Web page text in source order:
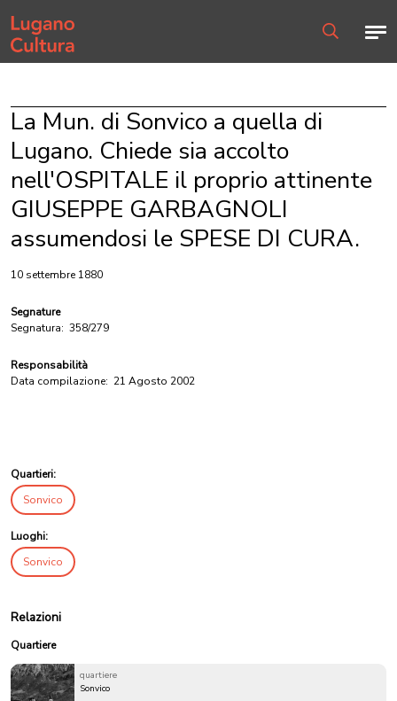
Home page
La Mun. di Sonvico a quella di
Lugano. Chiede sia accolto
nell'OSPITALE il proprio attinente
GIUSEPPE GARBAGNOLI
assumendosi le SPESE DI CURA.
10 settembre 1880
Segnature
Segnatura: 358/279
Responsabilità
Data compilazione: 21 Agosto 2002
Quartieri:
Sonvico
Luoghi:
Sonvico
Relazioni
Quartiere
quartiere
Sonvico